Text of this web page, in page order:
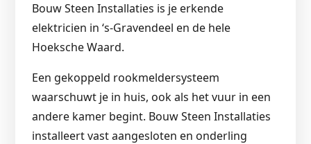
Bouw Steen Installaties is je erkende
elektricien in ‘s-Gravendeel en de hele
Hoeksche Waard.
Een gekoppeld rookmeldersysteem
waarschuwt je in huis, ook als het vuur in een
andere kamer begint. Bouw Steen Installaties
installeert vast aangesloten en onderling